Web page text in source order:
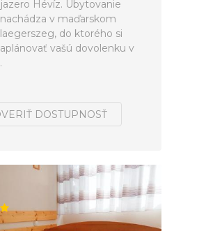
Hévíz. Ubytovanie
v maďarskom
do ktorého si
vašú dovolenku v
DOSTUPNOSŤ